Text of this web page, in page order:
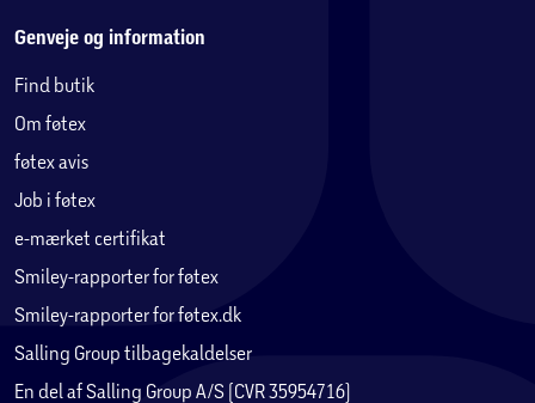
Genveje og information
Find butik
Om føtex
føtex avis
Job i føtex
e-mærket certifikat
Smiley-rapporter for føtex
Smiley-rapporter for føtex.dk
Salling Group tilbagekaldelser
En del af Salling Group A/S (CVR 35954716)